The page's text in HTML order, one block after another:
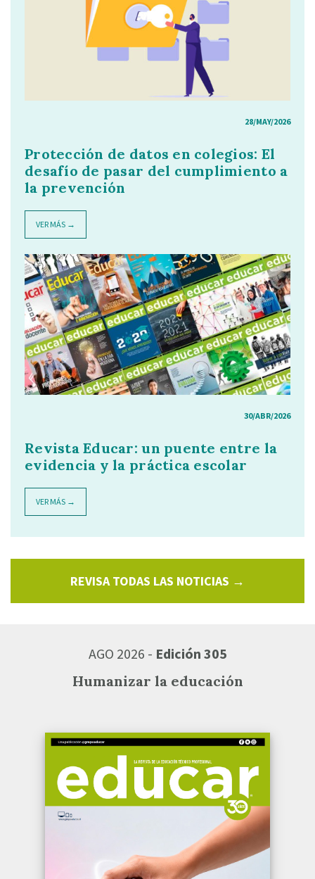
28/MAY/2026
Protección de datos en colegios: El
desafío de pasar del cumplimiento a
la prevención
VER MÁS →
30/ABR/2026
Revista Educar: un puente entre la
evidencia y la práctica escolar
VER MÁS →
REVISA TODAS LAS NOTICIAS →
AGO 2026 - Edición 305
Humanizar la educación